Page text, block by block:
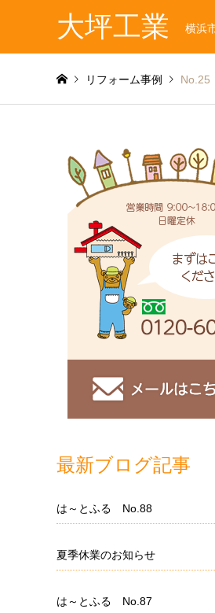
大坪工業 横浜
リフォーム事例
最新ブログ記事
は～とふる No.88
夏季休業のお知らせ
は～とふる No.87